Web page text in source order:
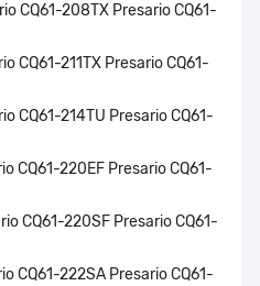
CQ61-208TX Presario CQ61-
CQ61-211TX Presario CQ61-
CQ61-214TU Presario CQ61-
CQ61-220EF Presario CQ61-
CQ61-220SF Presario CQ61-
CQ61-222SA Presario CQ61-